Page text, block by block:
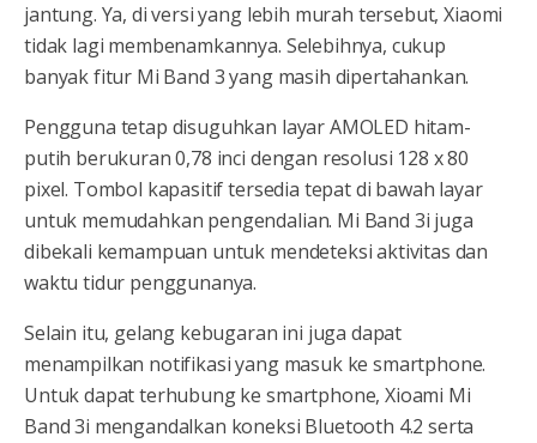
jantung. Ya, di versi yang lebih murah tersebut, Xiaomi
tidak lagi membenamkannya. Selebihnya, cukup
banyak fitur Mi Band 3 yang masih dipertahankan.
Pengguna tetap disuguhkan layar AMOLED hitam-
putih berukuran 0,78 inci dengan resolusi 128 x 80
pixel. Tombol kapasitif tersedia tepat di bawah layar
untuk memudahkan pengendalian. Mi Band 3i juga
dibekali kemampuan untuk mendeteksi aktivitas dan
waktu tidur penggunanya.
Selain itu, gelang kebugaran ini juga dapat
menampilkan notifikasi yang masuk ke smartphone.
Untuk dapat terhubung ke smartphone, Xioami Mi
Band 3i mengandalkan koneksi Bluetooth 4.2 serta